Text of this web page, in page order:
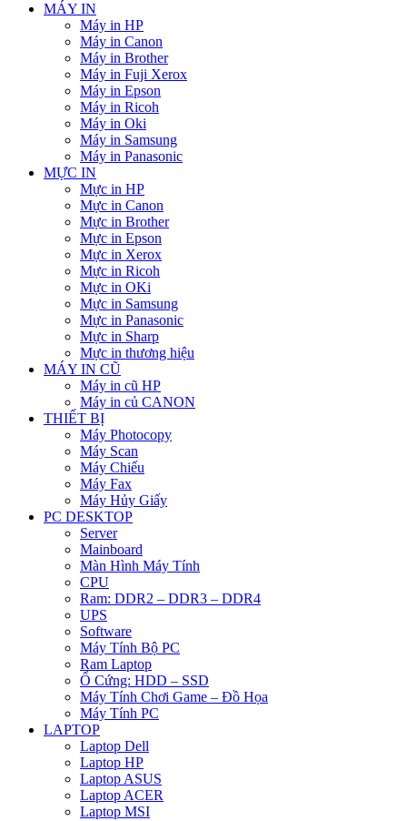
MÁY IN
Máy in HP
Máy in Canon
Máy in Brother
Máy in Fuji Xerox
Máy in Epson
Máy in Ricoh
Máy in Oki
Máy in Samsung
Máy in Panasonic
MỰC IN
Mực in HP
Mực in Canon
Mực in Brother
Mực in Epson
Mực in Xerox
Mực in Ricoh
Mực in OKi
Mực in Samsung
Mực in Panasonic
Mực in Sharp
Mực in thương hiệu
MÁY IN CŨ
Máy in cũ HP
Máy in củ CANON
THIẾT BỊ
Máy Photocopy
Máy Scan
Máy Chiếu
Máy Fax
Máy Hủy Giấy
PC DESKTOP
Server
Mainboard
Màn Hình Máy Tính
CPU
Ram: DDR2 – DDR3 – DDR4
UPS
Software
Máy Tính Bộ PC
Ram Laptop
Ổ Cứng: HDD – SSD
Máy Tính Chơi Game – Đồ Họa
Máy Tính PC
LAPTOP
Laptop Dell
Laptop HP
Laptop ASUS
Laptop ACER
Laptop MSI